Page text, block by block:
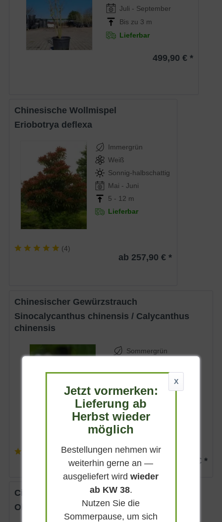
Juli - September
Bis zu 3 m
Lieferbar
499,90 € *
Chinesische Wollmispel
Eriobotrya deflexa
Immergrün
Weiß
Sonnig-halbschattig
Mai - Juni
5 - 12 m
Lieferbar
(4)
ab 257,90 € *
Chinesischer Gewürzstrauch
Sinocalycanthus chinensis / Calycanthus
chinensis
Sommergrün
Juni
bis zu 2,5 m
Lieferbar
(1)
ab 57,90 € *
Cipressino-Olive 'Cipressino'
Olea europaea 'Cipressino'
X
Jetzt vormerken:
Lieferung ab
Herbst wieder
möglich
Bestellungen nehmen wir
weiterhin gerne an —
ausgeliefert wirdwieder
ab KW 38.
Nutzen Sie die
Sommerpause, um sich